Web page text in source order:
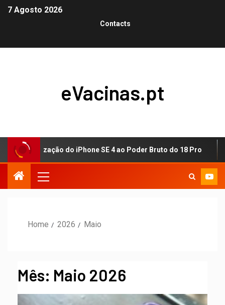
7 Agosto 2026
Contacts
eVacinas.pt
do iPhone SE 4 ao Poder Bruto do 18 Pro
Home 2026 Maio
Mês: Maio 2026